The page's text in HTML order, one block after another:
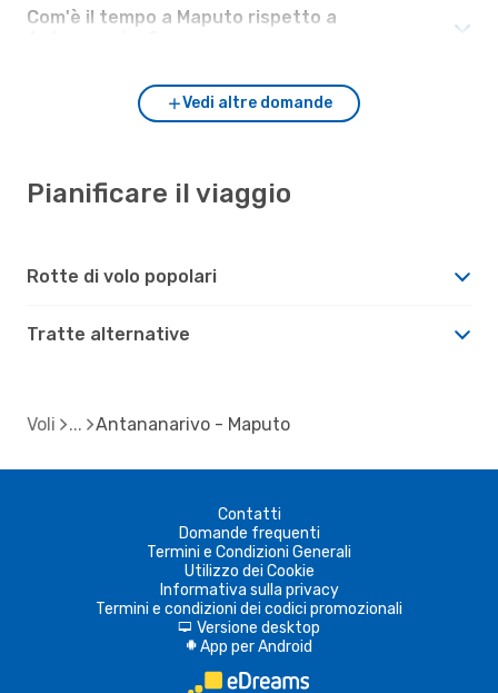
Com'è il tempo a Maputo rispetto a
Vedi altre domande
Pianificare il viaggio
Rotte di volo popolari
Tratte alternative
Voli Antananarivo - Maputo
Contatti
Domande frequenti
Termini e Condizioni Generali
Utilizzo dei Cookie
Informativa sulla privacy
Termini e condizioni dei codici promozionali
d Versione desktop
A App per Android